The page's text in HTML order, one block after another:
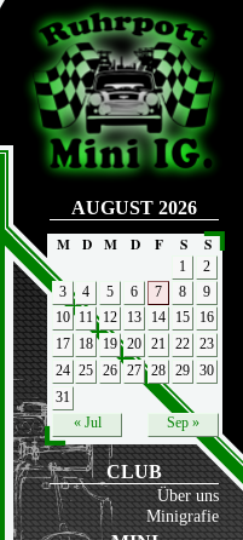
AUGUST 2026
M
D M D F S S
« Jul Sep »
1
2
3
4 5 6 7 8
9
10
11 12 13 14 15
16
17
18 19 20 21 22
23
24 25 26 27 28 29
30
31
CLUB
Über uns
Minigrafie